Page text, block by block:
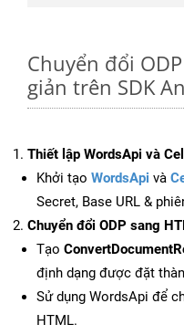
Chuyển đổi
giản trên SDK
Thiết lập WordsApi và
Khởi tạo WordsApi và
Secret, Base URL &
Chuyển đổi ODP sang
Tạo
định dạng được đặt
Sử dụng WordsApi để
HTML.